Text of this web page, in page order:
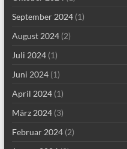
September 2024(1)
August 2024(2)
Juli 2024(1)
Juni 2024(1)
April 2024(1)
März 2024(3)
Februar 2024(2)